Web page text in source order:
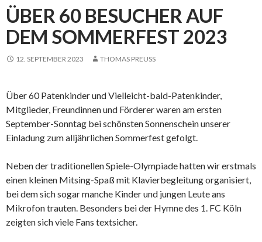
ÜBER 60 BESUCHER AUF
DEM SOMMERFEST 2023
12. SEPTEMBER 2023 THOMAS PREUSS
Über 60 Patenkinder und Vielleicht-bald-Patenkinder,
Mitglieder, Freundinnen und Förderer waren am ersten
September-Sonntag bei schönsten Sonnenschein unserer
Einladung zum alljährlichen Sommerfest gefolgt.
Neben der traditionellen Spiele-Olympiade hatten wir erstmals
einen kleinen Mitsing-Spaß mit Klavierbegleitung organisiert,
bei dem sich sogar manche Kinder und jungen Leute ans
Mikrofon trauten. Besonders bei der Hymne des 1. FC Köln
zeigten sich viele Fans textsicher.